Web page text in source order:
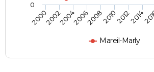
Mareil-Marly
20002002200420062008201020122014
0